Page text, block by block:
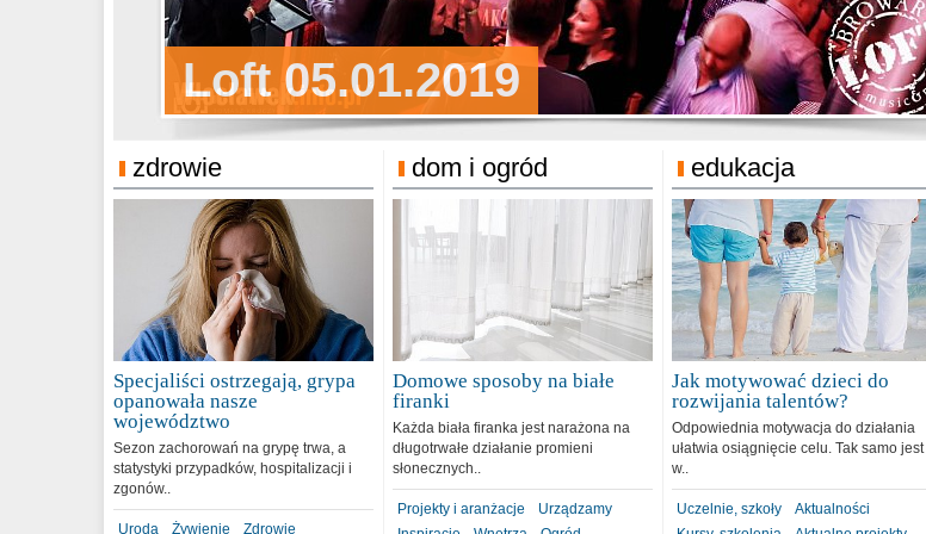
Loft 05.01.2019
Sylwester Podgrodzie 31.12.2018
Sylwester Pensjonat Michelin
31.12.2018
zdrowie
Specjaliści ostrzegają, grypa
opanowała nasze
województwo
Sezon zachorowań na grypę trwa, a
statystyki przypadków, hospitalizacji i
zgonów..
Uroda Żywienie Zdrowie
dom i ogród
Domowe sposoby na białe
firanki
Każda biała firanka jest narażona na
długotrwałe działanie promieni
słonecznych..
Projekty i aranżacje
Urządzamy
edukacja
Jak motywować dzieci do
rozwijania talentów?
Odpowiednia motywacja do działania
ułatwia osiągnięcie celu. Tak samo jest
w..
Uczelnie, szkoły
Aktualności